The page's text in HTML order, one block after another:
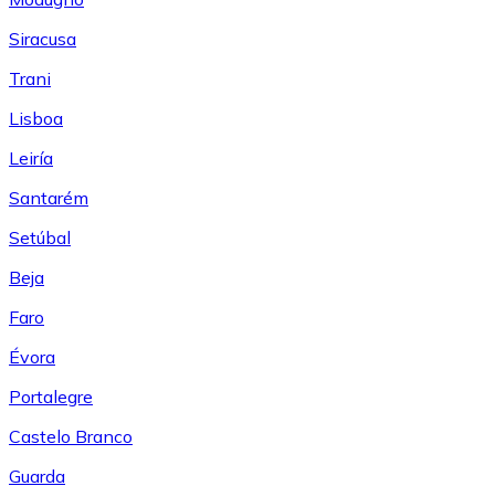
Siracusa
Trani
Lisboa
Leiría
Santarém
Setúbal
Beja
Faro
Évora
Portalegre
Castelo Branco
Guarda